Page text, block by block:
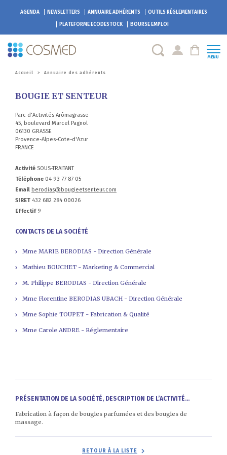
AGENDA NEWSLETTERS ANNUAIRE ADHÉRENTS
OUTILS RÉGLEMENTAIRES
PLATEFORMEECODESTOCK BOURSE EMPLOI
MENU
Accueil > Annuaire des adhérents
BOUGIE ET SENTEUR
Parc d'Activités Arômagrasse
45, boulevard Marcel Pagnol
06130 GRASSE
Provence-Alpes-Cote-d'Azur
FRANCE
Activité SOUS-TRAITANT
Téléphone 04 93 77 87 05
Email berodias@bougieetsenteur.com
SIRET 432 682 284 00026
Effectif9
CONTACTS DE LA SOCIÉTÉ
Mme MARIE BERODIAS - Direction Générale
Mathieu BOUCHET - Marketing & Commercial
M. Philippe BERODIAS - Direction Générale
Mme Florentine BERODIAS UBACH - Direction Générale
Mme Sophie TOUPET - Fabrication & Qualité
Mme Carole ANDRE - Réglementaire
PRÉSENTATION DE LA SOCIÉTÉ, DESCRIPTION DE L’ACTIVITÉ...
Fabrication à façon de bougies parfumées et des bougies de
massage.
RETOUR À LA LISTE